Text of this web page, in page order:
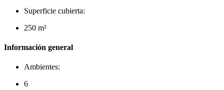
Superficie cubierta:
250 m²
Información general
Ambientes:
6